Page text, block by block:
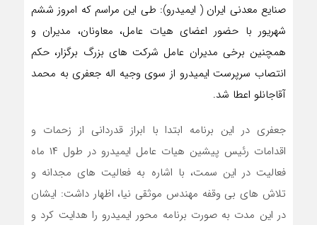
صنایع معدنی ایران ( ایمیدرو): طی این مراسم که امروز ششم
شهریور با حضور اعضای هیات عامل، معاونان، مدیران و
همچنین برخی مدیران عامل شرکت های بزرگ برگزار، حکم
انتصاب سرپرست ایمیدرو از سوی وجیه اله جعفری به محمد
آقاجانلو اعطا شد.
جعفری در این برنامه ابتدا با ابراز قدردانی از زحمات و
اقدامات رئیس پیشین هیات عامل ایمیدرو در طول ۱۴ ماه
فعالیت در این سمت، با اشاره به فعالیت های مجدانه و
تلاش های بی وقفه مهندس موثقی نیا، اظهار داشت: ایشان
در این مدت به صورت برنامه محور ایمیدرو را هدایت کرد و